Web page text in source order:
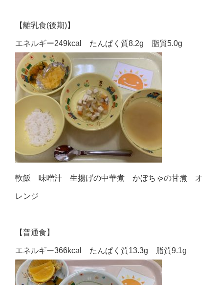
【離乳食(後期)】
エネルギー249kcal たんぱく質8.2g 脂質5.0g
軟飯 味噌汁 生揚げの中華煮 かぼちゃの甘煮 オ
レンジ
【普通食】
エネルギー366kcal たんぱく質13.3g 脂質9.1g